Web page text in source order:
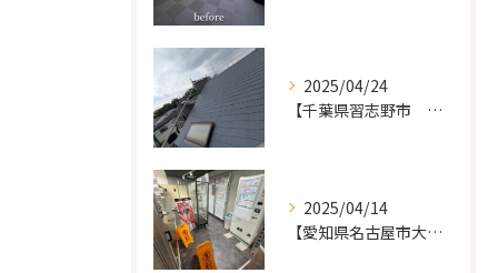
2025/04/24
【千葉県習志野市 戸建て 屋根の葺き替え工事】
2025/04/14
【愛知県名古屋市大須 カードショップ屋のリノベーション